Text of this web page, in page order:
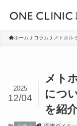
ホーム コラム メトホル
メト
につ
を紹
2025
12/04